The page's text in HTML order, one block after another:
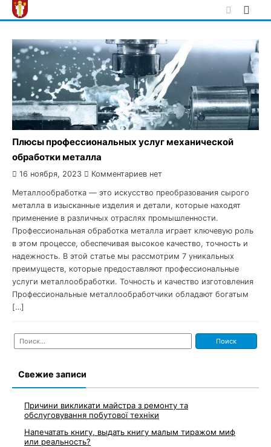
Skip
to
Плюсы профессиональных услуг механической
обработки металла
16 ноября, 2023 Комментариев нет
Металлообработка — это искусство преобразования сырого
металла в изысканные изделия и детали, которые находят
применение в различных отраслях промышленности.
Профессиональная обработка металла играет ключевую роль
в этом процессе, обеспечивая высокое качество, точность и
надежность. В этой статье мы рассмотрим 7 уникальных
преимуществ, которые предоставляют профессиональные
услуги металлообработки. Точность и качество изготовления
Профессиональные металлообработчики обладают богатым
[…]
Найти:
Свежие записи
Причини викликати майстра з ремонту та
обслуговування побутової техніки
Напечатать книгу, выдать книгу малым тиражом миф
или реальность?